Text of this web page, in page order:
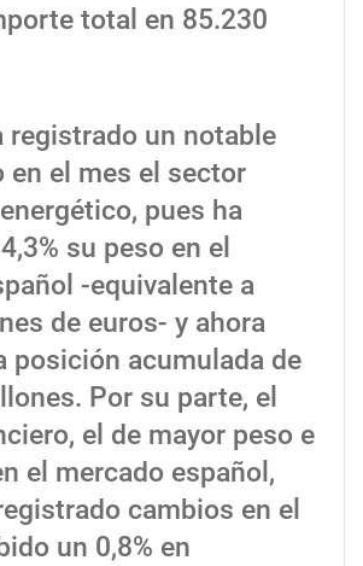
total en 85.230
registrado un notable
en el mes el sector
pues ha
su peso en el
-equivalente a
de euros- y ahora
posición acumulada de
Por su parte, el
el de mayor peso e
el mercado español,
cambios en el
un 0,8% en